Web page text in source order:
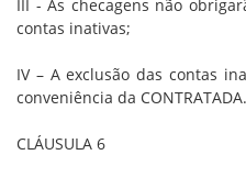
III - As checagens não
contas inativas;
IV – A exclusão das contas
conveniência da CONTRATADA.
CLÁUSULA 6